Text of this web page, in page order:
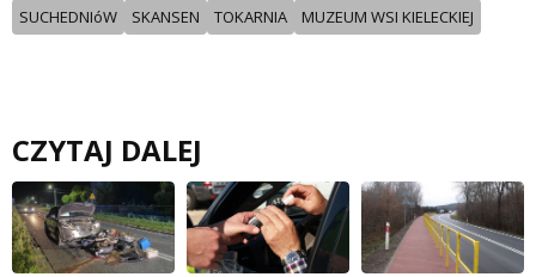
SUCHEDNIóW SKANSEN TOKARNIA MUZEUM WSI KIELECKIEJ
CZYTAJ DALEJ